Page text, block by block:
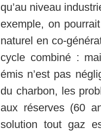
qu’au niveau
exemple, on
naturel en co-
cycle combiné :
émis n’est pas
du charbon, les
aux réserves (60
solution tout gaz